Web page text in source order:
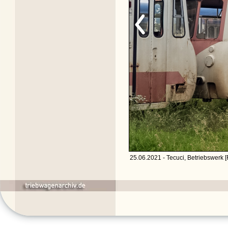
25.06.2021 - Tecuci, Betriebswerk